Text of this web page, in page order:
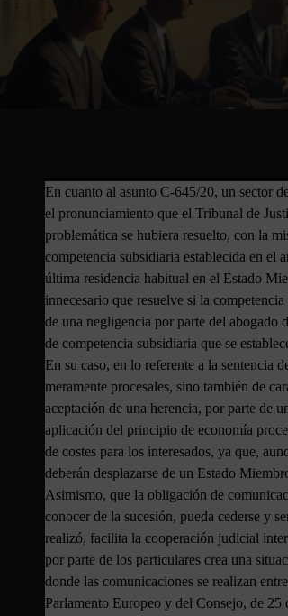
En cuanto al asunto C-645/20, un sector
el pronunciamiento que el Tribunal de
problemática se hubiera resuelto, con la
competencia subsidiaria establecida en el
última residencia habitual en el Estado
innecesario que resuelve si la
de una negligencia por parte del abogado
de competencia subsidiaria que se
En su caso, en lo referente a la sentencia
meramente procesales, sino también de
aceptación de una herencia, por parte de
aplicación del principio de economía
de costes para los interesados, ya que,
deberán desplazarse de un Estado
Asimismo, que la obligación de
conocer de la sucesión, pueda cederse y
realizó, facilita la cooperación judicial
por parte de los particulares crea una
donde las comunicaciones se realizan
Parlamento Europeo y del Consejo, de